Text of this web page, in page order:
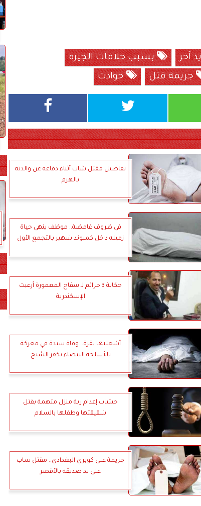
آخر
بسبب خلافات الجيرة
جريمة قتل حوادث
تفاصيل مقتل شاب أثناء دفاعه عن والدته
بالهرم
في ظروف غامضة.. موظف ينهي حياة
زميله داخل كمبوند شهير بالتجمع الأول
حكاية 3 جرائم لـ سفاح المعمورة أرعبت
الإسكندرية
أشعلتها بقرة.. وفاة سيدة في معركة
بالأسلحة البيضاء بكفر الشيخ
حيثيات إعدام ربة منزل متهمة بقتل
شقيقتها وطفلها بالسلام
جريمة على كوبري البغدادي.. مقتل شاب
على يد صديقه بالأقصر